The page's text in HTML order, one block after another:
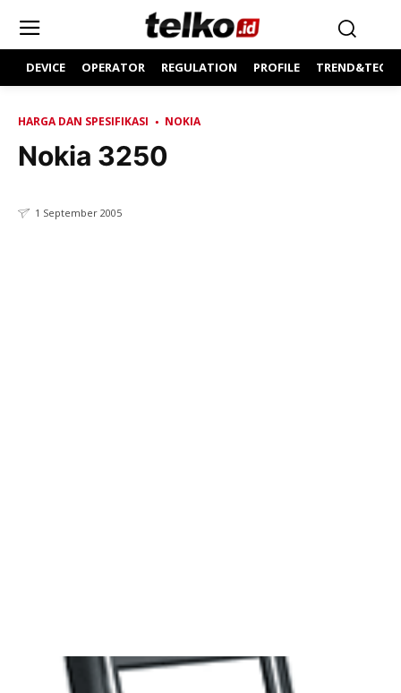
DEVICE OPERATOR REGULATION PROFILE
HARGA DAN SPESIFIKASI NOKIA
Nokia 3250
1 September 2005